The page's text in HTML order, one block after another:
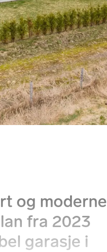
og moderne
fra 2023
garasje i